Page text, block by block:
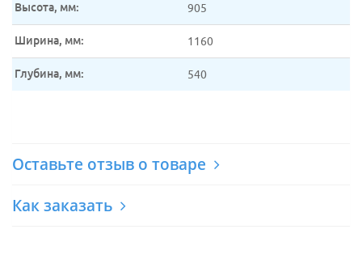
Высота, мм: 905
Ширина, мм: 1160
Глубина, мм: 540
Оставьте отзыв о товаре
Как заказать